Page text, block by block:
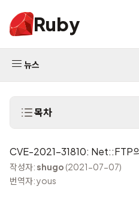
Ruby
뉴스
목차
CVE-2021-31810: Net::FTP
작성자: shugo (2021-07-07)
번역자: yous